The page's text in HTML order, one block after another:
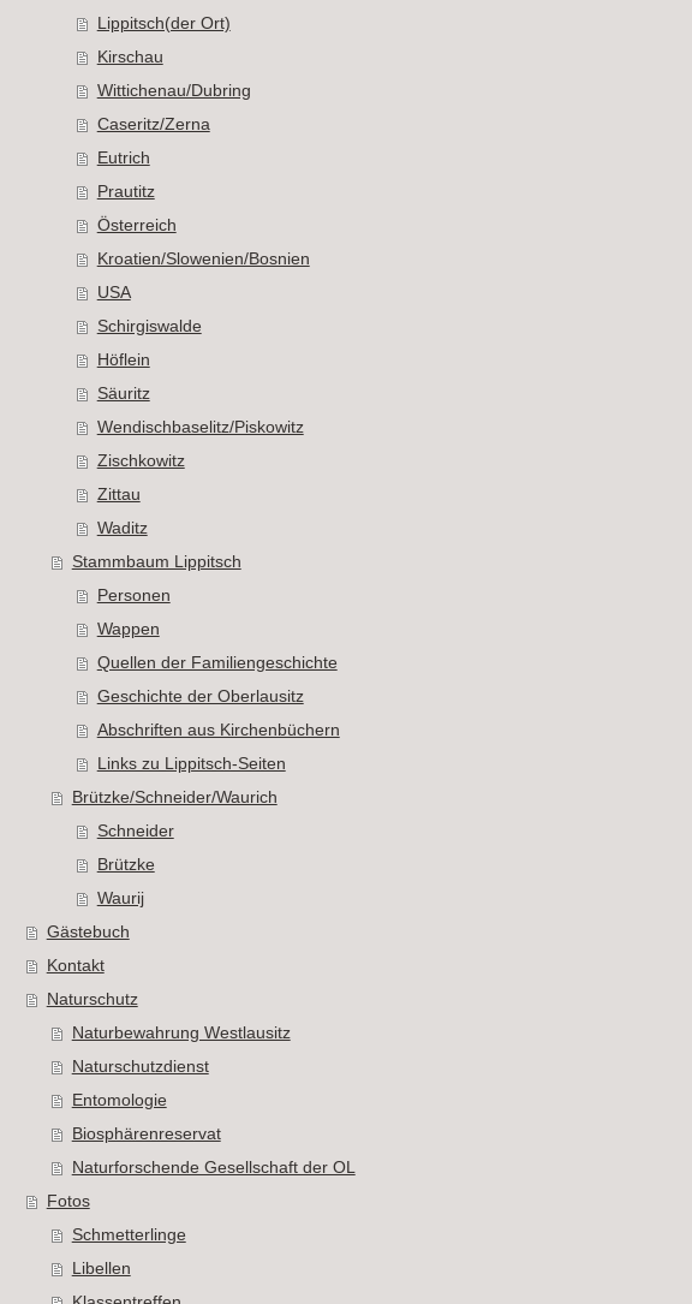
Lippitsch(der Ort)
Kirschau
Wittichenau/Dubring
Caseritz/Zerna
Eutrich
Prautitz
Österreich
Kroatien/Slowenien/Bosnien
USA
Schirgiswalde
Höflein
Säuritz
Wendischbaselitz/Piskowitz
Zischkowitz
Zittau
Waditz
Stammbaum Lippitsch
Personen
Wappen
Quellen der Familiengeschichte
Geschichte der Oberlausitz
Abschriften aus Kirchenbüchern
Links zu Lippitsch-Seiten
Brützke/Schneider/Waurich
Schneider
Brützke
Waurij
Gästebuch
Kontakt
Naturschutz
Naturbewahrung Westlausitz
Naturschutzdienst
Entomologie
Biosphärenreservat
Naturforschende Gesellschaft der OL
Fotos
Schmetterlinge
Libellen